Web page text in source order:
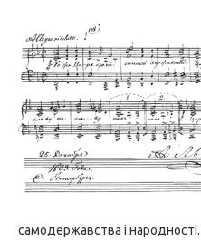
самодержавства і народності.